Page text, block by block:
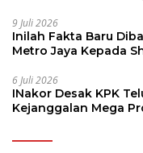
9 Juli 2026
Inilah Fakta Baru
Metro Jaya Kepada
6 Juli 2026
INakor Desak KPK
Kejanggalan Mega